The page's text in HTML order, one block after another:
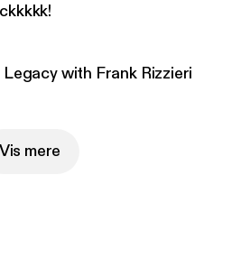
with Frank Rizzieri
Vis mere